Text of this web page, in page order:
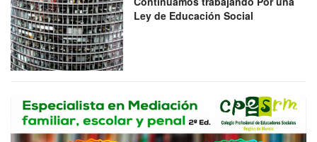
Ley de Educación Social